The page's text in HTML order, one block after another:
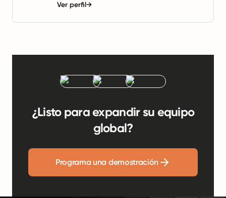
Ver perfil→
¿Listo para expandir su equipo
global?
Programa una demostración